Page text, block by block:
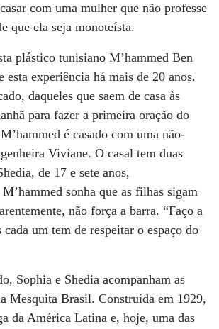
com uma mulher que não professe
que ela seja monoteísta.
plástico tunisiano M’hammed Ben
experiência há mais de 20 anos.
daqueles que saem de casa às
para fazer a primeira oração do
é casado com uma não-
Viviane. O casal tem duas
de 17 e sete anos,
sonha que as filhas sigam
não força a barra. “Faço a
um tem de respeitar o espaço do
Sophia e Shedia acompanham as
Mesquita Brasil. Construída em 1929,
da América Latina e, hoje, uma das